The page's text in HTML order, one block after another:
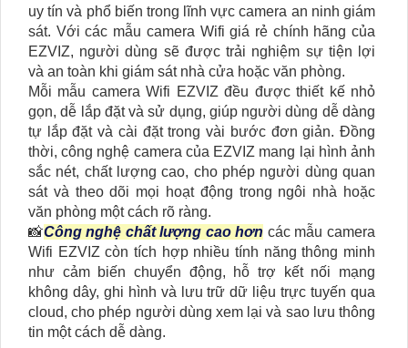
uy tín và phổ biến trong lĩnh vực camera an ninh giám
sát. Với các mẫu camera Wifi giá rẻ chính hãng của
EZVIZ, người dùng sẽ được trải nghiệm sự tiện lợi
và an toàn khi giám sát nhà cửa hoặc văn phòng.
Mỗi mẫu camera Wifi EZVIZ đều được thiết kế nhỏ
gọn, dễ lắp đặt và sử dụng, giúp người dùng dễ dàng
tự lắp đặt và cài đặt trong vài bước đơn giản. Đồng
thời, công nghệ camera của EZVIZ mang lại hình ảnh
sắc nét, chất lượng cao, cho phép người dùng quan
sát và theo dõi mọi hoạt động trong ngôi nhà hoặc
văn phòng một cách rõ ràng.
📸Công nghệ chất lượng cao hơn các mẫu camera
Wifi EZVIZ còn tích hợp nhiều tính năng thông minh
như cảm biến chuyển động, hỗ trợ kết nối mạng
không dây, ghi hình và lưu trữ dữ liệu trực tuyến qua
cloud, cho phép người dùng xem lại và sao lưu thông
tin một cách dễ dàng.